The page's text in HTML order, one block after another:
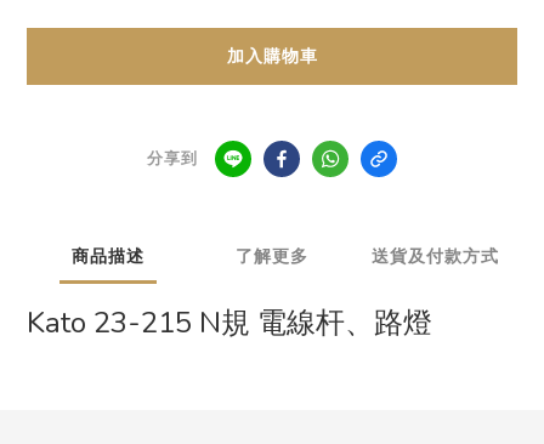
加入購物車
分享到
商品描述 了解更多 送貨及付款方式
Kato 23-215 N規 電線杆、路燈